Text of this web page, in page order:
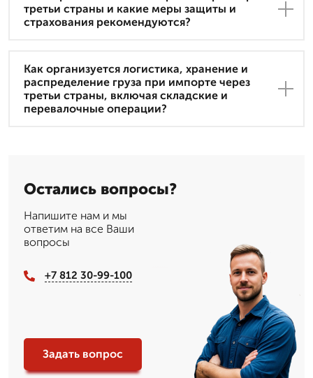
третьи страны и какие меры защиты и
страхования рекомендуются?
Как организуется логистика, хранение и
распределение груза при импорте через
третьи страны, включая складские и
перевалочные операции?
Остались вопросы?
Напишите нам и мы
ответим на все Ваши
вопросы
+7 812 30-99-100
Задать вопрос